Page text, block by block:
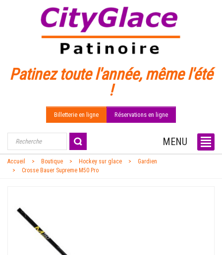
Patinez toute l'année, même l'été
!
Billetterie en ligne Réservations en ligne
MENU
Accueil Boutique Hockey sur glace
Gardien
Crosse Bauer Supreme M50 Pro